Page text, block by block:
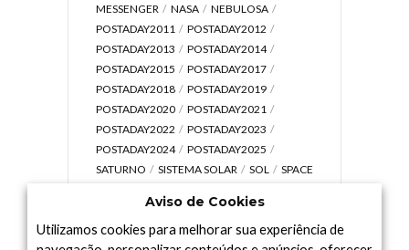
MESSENGER
NASA
NEBULOSA
POSTADAY2011
POSTADAY2012
POSTADAY2013
POSTADAY2014
POSTADAY2015
POSTADAY2017
POSTADAY2018
POSTADAY2019
POSTADAY2020
POSTADAY2021
POSTADAY2022
POSTADAY2023
POSTADAY2024
POSTADAY2025
SATURNO
SISTEMA SOLAR SOL
SPACE
UNIVERSO
VÍDEO
Aviso de Cookies
Utilizamos cookies para melhorar sua experiência de